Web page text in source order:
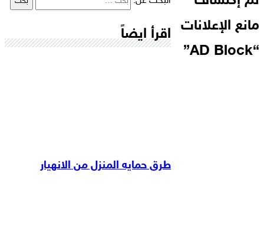
اقرأ ايضاً
طرق حمايه المنزل من الانهيار
مانع الإعلانات
“AD Block”